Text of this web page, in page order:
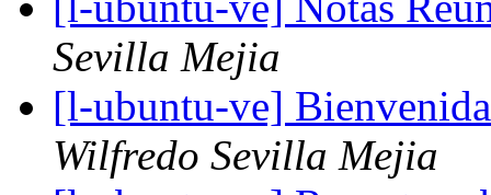
Sevilla Mejia
[l-ubuntu-ve]
Wilfredo Sevilla Mejia